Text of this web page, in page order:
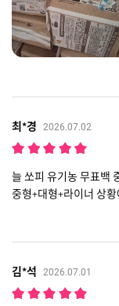
최*경 2026.07.02
늘 쏘피 유기농 무표백
중형+대형+라이너 상
김*석 2026.07.01